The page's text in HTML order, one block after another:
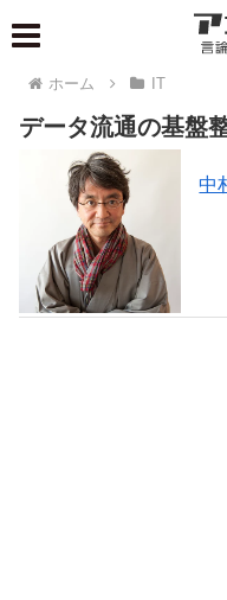
ホーム IT
データ流通の基盤
中